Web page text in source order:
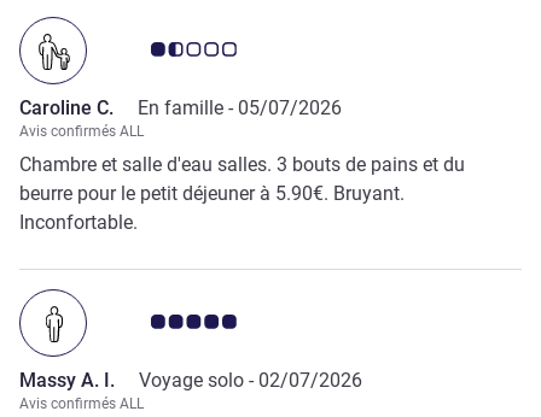
très déçu et lorsque vous regardez les photos sur le site
rien à voir avec la réalité
Note Avis clients 1.5/5
Caroline C. En famille - 05/07/2026
Avis confirmés ALL
Chambre et salle d'eau salles. 3 bouts de pains et du
beurre pour le petit déjeuner à 5.90€. Bruyant.
Inconfortable.
Note Avis clients 5.0/5
Massy A. I. Voyage solo - 02/07/2026
Avis confirmés ALL